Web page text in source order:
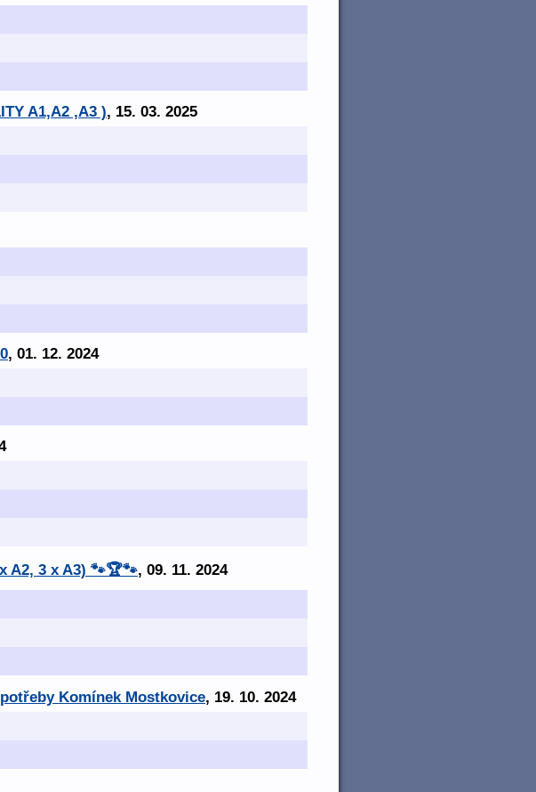
A1,A2 ,A3 ), 15. 03. 2025
, 01. 12. 2024
A2, 3 x A3) 🐾🏆🐾, 09. 11. 2024
Komínek Mostkovice, 19. 10. 2024